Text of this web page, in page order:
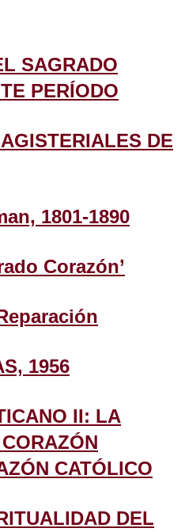
SAGRADO
PERÍODO
DE
1801-1890
Corazón’
1956
II: LA
CATÓLICO
DEL